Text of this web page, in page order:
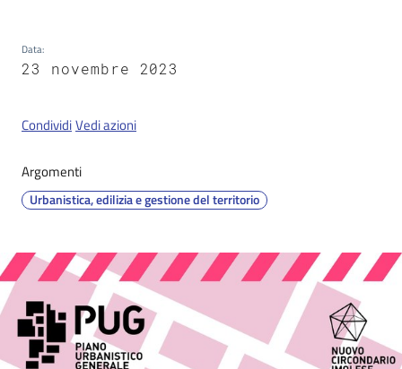
on-
Tutti
gli
Seguici
su
Data:
23 novembre 2023
CondividiVedi azioni
Argomenti
Urbanistica, edilizia e gestione del territorio